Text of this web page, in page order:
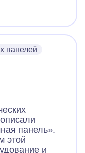
будет на
обувь,
панель,
время
детали.
панелей
панель».
этой
и